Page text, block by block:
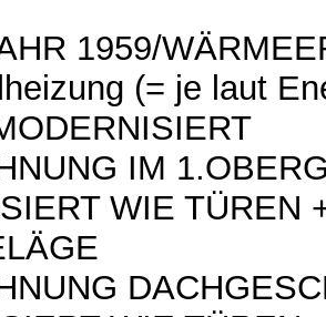
1959/
(= je laut
IM
WIE TÜREN